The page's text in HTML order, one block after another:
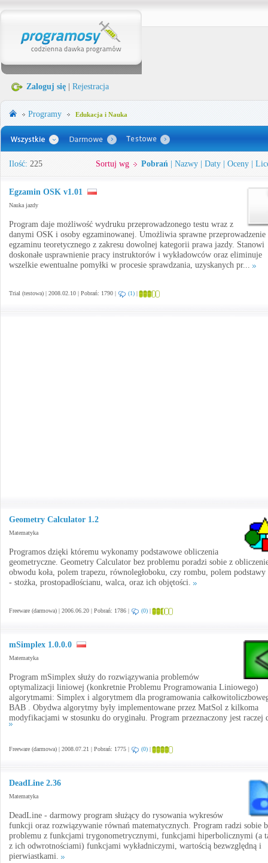
Zaloguj się Rejestracja
Programy Edukacja i Nauka
Ilość: 225 Sortuj wg Pobrań Nazwy Daty Oceny
Egzamin OSK v1.01
Nauka jazdy
Program daje możliwość wydruku przeprowadzonego testu wraz z
danymi OSK i osoby egzaminowanej. Umożliwia sprawne przeprowadzenie
egzaminu teoretycznego z zakresu dowolnej kategorii prawa jazdy. Stanowi
doskonałe usprawnienie pracy instruktorów i wykładowców oraz eliminuje
wszelkie ewentualne pomyłki w procesie sprawdzania, uzyskanych pr...
Trial (testowa) | 2008.02.10 | Pobrań: 1790 | (1) |
Geometry Calculator 1.2
Matematyka
Programos dzięki któremu wykonamy podstawowe obliczenia
geometryczne. Geometry Calculator bez problemu poradzi sobie z
obwodu koła, polem trapezu, równoległoboku, czy rombu, polem podstawy
- stożka, prostopadłościanu, walca, oraz ich objętości.
Freeware (darmowa) | 2006.06.20 | Pobrań: 1786 | (0) |
mSimplex 1.0.0.0
Matematyka
Program mSimplex służy do rozwiązywania problemów
optymalizacji liniowej (konkretnie Problemu Programowania Liniowego)
algorytmami: Simplex i algorytmem dla programowania
BAB . Obydwa algorytmy były implementowane przez MatSol z kilkoma
modyfikacjami w stosunku do oryginału. Program przeznaczony jest raczej
Freeware (darmowa) | 2008.07.21 | Pobrań: 1775 | (0) |
DeadLine 2.36
Matematyka
DeadLine - darmowy program służący do rysowania wykresów
funkcji oraz rozwiązywanie równań matematycznych. Program radzi sobie
problemu z funkcjami trygonometrycznymi, funkcjami hiperbolicznymi (a
z ich odwrotnościami) funkcjami wykładniczymi, wartością bezwzględną i
pierwiastkami.